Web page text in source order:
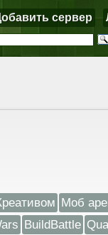
сервер
Моб
BuildBattle